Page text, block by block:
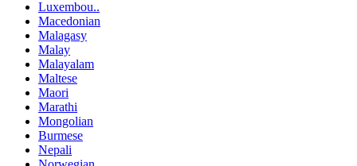
Luxembou..
Macedonian
Malagasy
Malay
Malayalam
Maltese
Maori
Marathi
Mongolian
Burmese
Nepali